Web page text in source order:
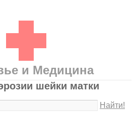
и Медицина
шейки матки
Найти!